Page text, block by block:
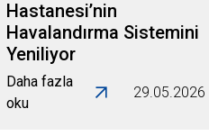
Hastanesi’nin
Havalandırma Sistemini
Yeniliyor
Daha fazla
oku
29.05.2026